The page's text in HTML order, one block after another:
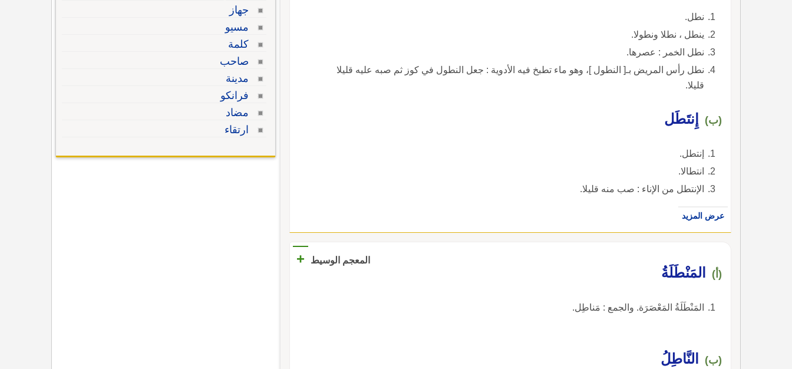
نطل.
ينطل ، نطلا ونطولا.
نطل الخمر : عصرها.
نطل رأس المريض بـ[ النطول ]، وهو ماء تطبخ فيه الأدوية : جعل النطول في كوز ثم صبه عليه قليلا
قليلا.
(ب) إِنتَطَل
إنتطل.
انتطالا.
الإنتطل من الإناء : صب منه قليلا.
عرض المزيد
المعجم الوسيط +
(أ) المَنْطَلَةُ
المَنْطَلَةُ المَعْصَرَة. والجمع : مَناطِل.
(ب) النَّاطِلُ
جهاز
مسيو
كلمة
صاحب
مدينة
فرانكو
مضاد
ارتقاء